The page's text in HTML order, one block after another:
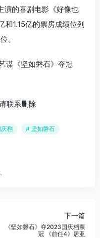
演的喜剧电影《好像也
1.15亿的票房成绩位列
。
联系删除
档
# 坚如磐石
下一篇
《坚如磐石》夺2023国庆档票
冠 《前任4》居亚